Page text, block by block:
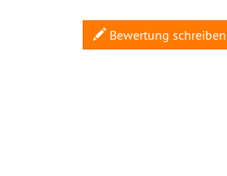
Bewertung schreiben